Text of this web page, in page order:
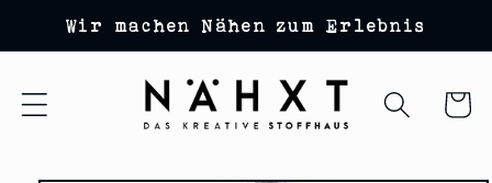
zum
Inhalt
Wir machen Nähen zum Erlebnis